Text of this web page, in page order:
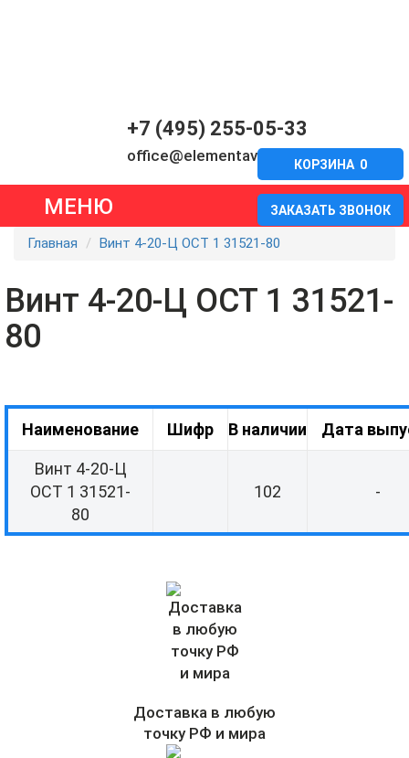
+7 (495) 255-05-33
office@elementavia.ru
ЗАКАЗАТЬ ЗВОНОК
КОРЗИНА 0
МЕНЮ
Главная Винт 4-20-Ц ОСТ 1 31521-80
Винт 4-20-Ц ОСТ 1 31521-
80
Наименование Шифр В наличии Дата
Винт 4-20-Ц
ОСТ 1 31521-
80
102 -
Доставка в любую
точку РФ и мира